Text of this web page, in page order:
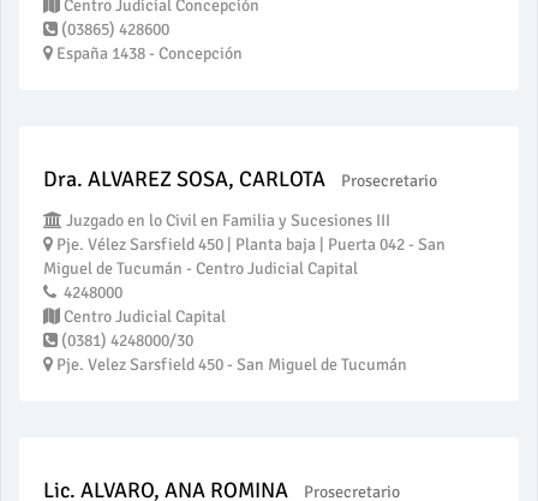
Centro Judicial Concepción
(03865) 428600
España 1438 - Concepción
Dra. ALVAREZ SOSA, CARLOTA
Prosecretario
Juzgado en lo Civil en Familia y Sucesiones III
Pje. Vélez Sarsfield 450 | Planta baja | Puerta 042 - San
Miguel de Tucumán - Centro Judicial Capital
4248000
Centro Judicial Capital
(0381) 4248000/30
Pje. Velez Sarsfield 450 - San Miguel de Tucumán
Lic. ALVARO, ANA ROMINA Prosecretario